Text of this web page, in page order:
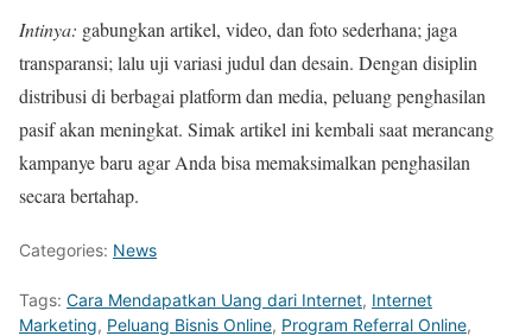
Intinya: gabungkan artikel, video, dan foto sederhana; jaga
transparansi; lalu uji variasi judul dan desain. Dengan disiplin
distribusi di berbagai platform dan media, peluang penghasilan
pasif akan meningkat. Simak artikel ini kembali saat merancang
kampanye baru agar Anda bisa memaksimalkan penghasilan
secara bertahap.
Categories: News
Tags: Cara Mendapatkan Uang dari Internet, Internet
Marketing, Peluang Bisnis Online, Program Referral Online,